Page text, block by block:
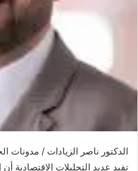
الدكتور ناصر الزيادات / مدونات
تفيد عديد التحليلات الاقتصادية